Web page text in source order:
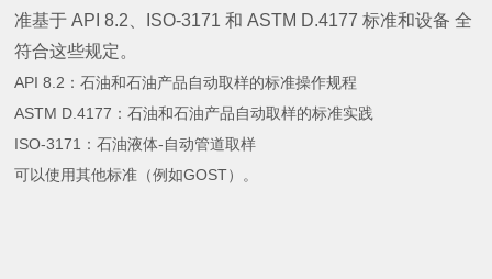
准基于 API 8.2、ISO-3171 和 ASTM D.4177 标准和设备 全
符合这些规定。
API 8.2：石油和石油产品自动取样的标准操作规程
ASTM D.4177：石油和石油产品自动取样的标准实践
ISO-3171：石油液体-自动管道取样
可以使用其他标准（例如GOST）。